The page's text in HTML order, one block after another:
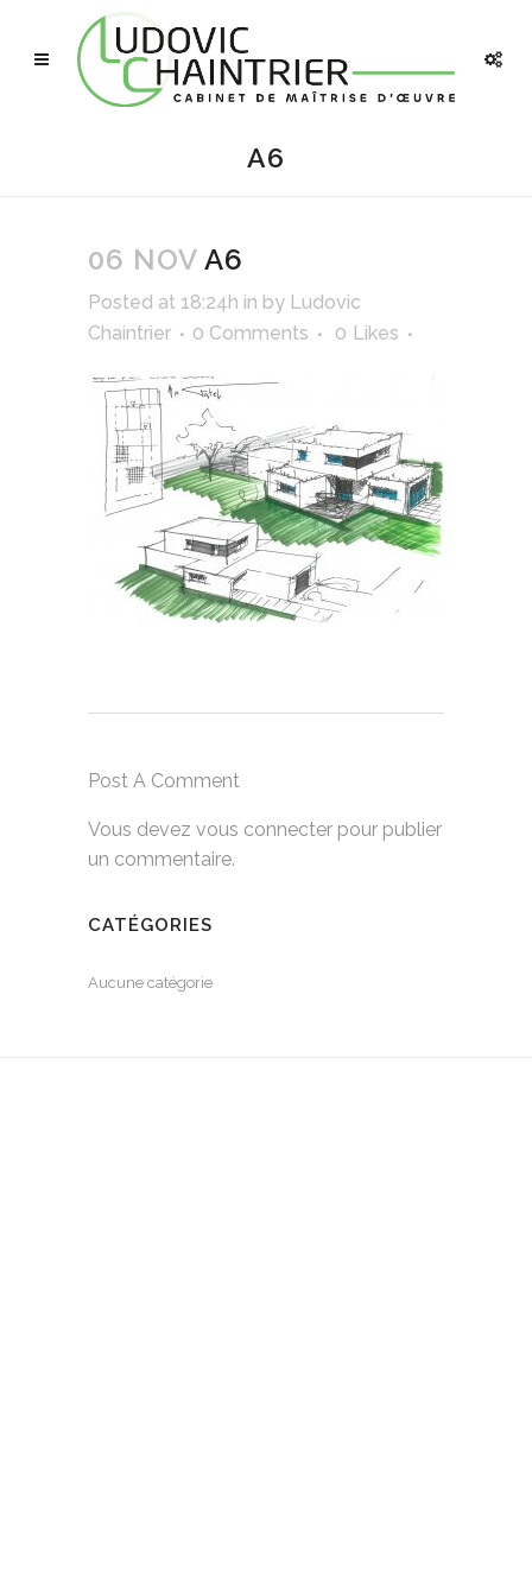
A6
06 NOV A6
Posted at 18:24h in by Ludovic
Chaintrier
0 Comments 0 Likes
Post A Comment
Vous devez vous connecter pour publier
un commentaire.
CATÉGORIES
Aucune catégorie